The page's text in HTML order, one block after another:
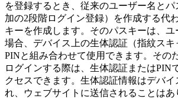
を登録するとき、従来のユーザー名と
加の2段階ログイン登録）を作成する代
キーを作成します。そのパスキーは、
場合、デバイス上の生体認証（指紋ス
PINと組み合わせて使用できます。その
ログインする際は、生体認証またはPIN
クセスできます。生体認証情報はデバイ
れ、ウェブサイトに送信されることはあ